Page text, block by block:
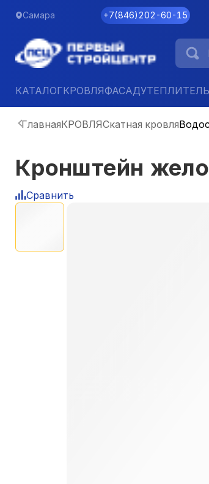
Самара +7(846)202-60-15
КАТАЛОГКРОВЛЯФАСАДУТЕПЛИТЕЛЬ
ГлавнаяКРОВЛЯСкатная кровля
Кронштейн
Сравнить